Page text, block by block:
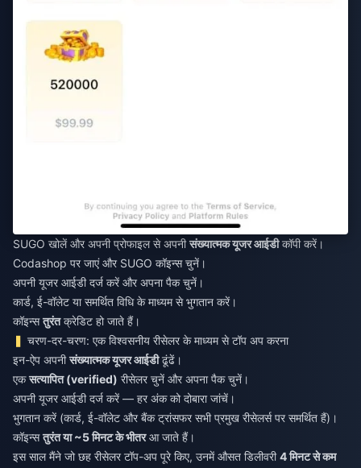
SUGO खोलें और अपनी प्रोफाइल से अपनीसंख्यात्मक यूजर आईडीकॉपी करें।
Codashop पर जाएं और SUGO कॉइन्स चुनें।
अपनी यूजर आईडी दर्ज करें और अपना पैक चुनें।
कार्ड, ई-वॉलेट या समर्थित विधि के माध्यम से भुगतान करें।
कॉइन्सतुरंतक्रेडिट हो जाते हैं।
चरण-दर-चरण: एक विश्वसनीय रीसेलर के माध्यम से टॉप अप करना
इन-ऐप अपनीसंख्यात्मक यूजर आईडीढूंढें।
एकसत्यापित (verified) रीसेलर चुनें और अपना पैक चुनें।
अपनी यूजर आईडी दर्ज करें — हर अंक को दोबारा जांचें।
भुगतान करें (कार्ड, ई-वॉलेट और बैंक ट्रांसफर सभी प्रमुख रीसेलर्स पर समर्थित हैं)।
कॉइन्सतुरंत या ~5 मिनट के भीतरआ जाते हैं।
इस साल मैंने जो छह रीसेलर टॉप-अप पूरे किए, उनमें औसत डिलीवरी4 मिनट से कम